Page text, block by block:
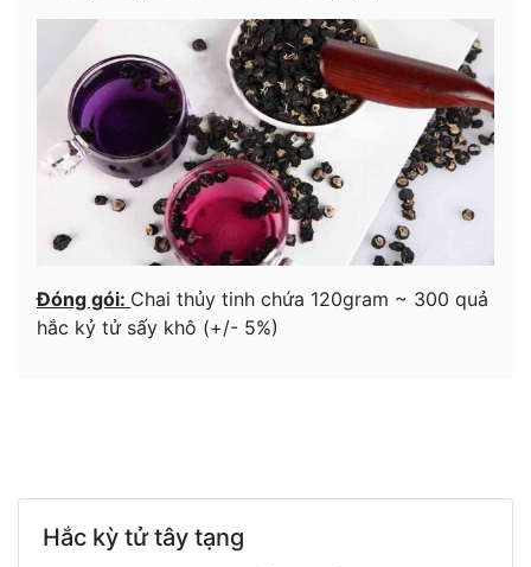
Đóng gói: Chai thủy tinh chứa 120gram ~ 300 quả
hắc kỷ tử sấy khô (+/- 5%)
Hắc kỳ tử tây tạng